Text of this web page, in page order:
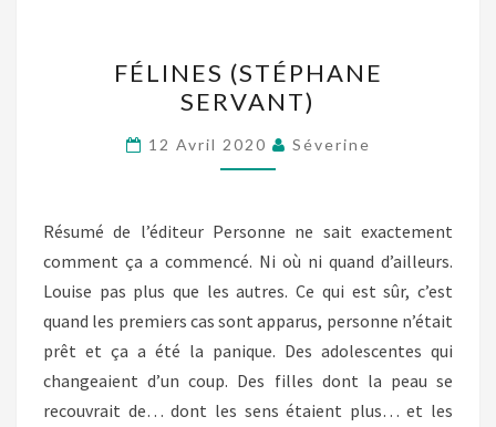
(STÉPHANE
SERVANT)
FÉLINES (STÉPHANE
SERVANT)
12 Avril 2020 Séverine
Résumé de l’éditeur Personne ne sait exactement
comment ça a commencé. Ni où ni quand d’ailleurs.
Louise pas plus que les autres. Ce qui est sûr, c’est
quand les premiers cas sont apparus, personne n’était
prêt et ça a été la panique. Des adolescentes qui
changeaient d’un coup. Des filles dont la peau se
recouvrait de… dont les sens étaient plus… et les